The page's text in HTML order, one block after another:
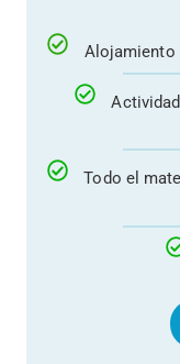
Alojamiento
Todo el